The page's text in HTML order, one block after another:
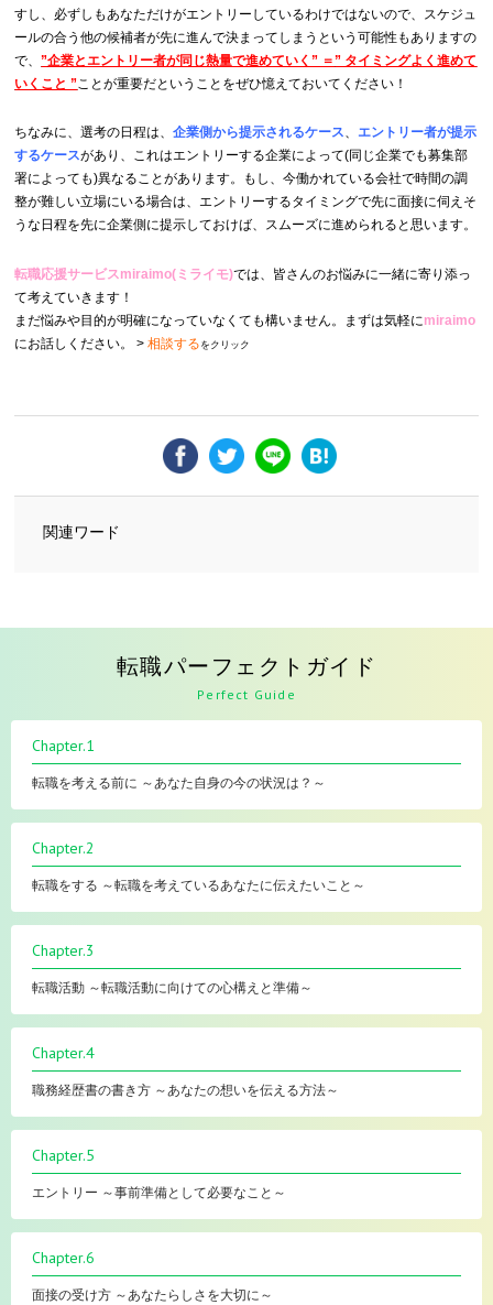
すし、必ずしもあなただけがエントリーしているわけではないので、スケジュ
ールの合う他の候補者が先に進んで決まってしまうという可能性もありますの
で、”企業とエントリー者が同じ熱量で進めていく” ＝” タイミングよく進めて
いくこと ” ことが重要だということをぜひ憶えておいてください！
ちなみに、選考の日程は、企業側から提示されるケース、 エントリー者が提示
するケースがあり、これはエントリーする企業によって(同じ企業でも募集部
署によっても)異なることがあります。もし、今働かれている会社で時間の調
整が難しい立場にいる場合は、エントリーするタイミングで先に面接に伺えそ
うな日程を先に企業側に提示しておけば、スムーズに進められると思います。
転職応援サービスmiraimo(ミライモ)では、皆さんのお悩みに一緒に寄り添っ
て考えていきます！
まだ悩みや目的が明確になっていなくても構いません。まずは気軽にmiraimo
にお話しください。 >相談する をクリック
関連ワード
転職パーフェクトガイド
Perfect Guide
Chapter.1
転職を考える前に ～あなた自身の今の状況は？～
Chapter.2
転職をする ～転職を考えているあなたに伝えたいこと～
Chapter.3
転職活動 ～転職活動に向けての心構えと準備～
Chapter.4
職務経歴書の書き方 ～あなたの想いを伝える方法～
Chapter.5
エントリー ～事前準備として必要なこと～
Chapter.6
面接の受け方 ～あなたらしさを大切に～